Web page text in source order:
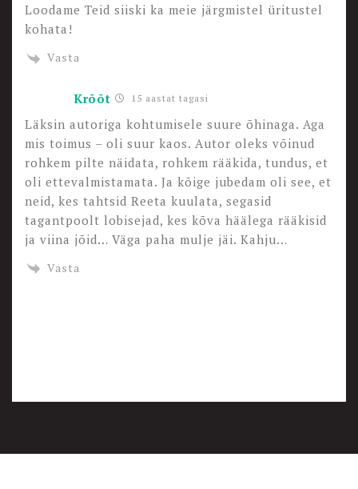
Loodame Teid siiski ka meie järgmistel üritustel
kohata!
Vasta
Krõõt 15 aastat tagasi
Läksin autoriga kohtumisele suure õhinaga. Aga
mis toimus – oli suur kaos. Autor oleks võinud
rohkem pilte näidata, rohkem rääkida, tundus, et
oli ettevalmistamata. Ja kõige jubedam oli see, et
neid, kes tahtsid Reeta kuulata, segasid
tagantpoolt lobisejad, kes kõva häälega rääkisid
ja viina jõid… Väga paha mulje jäi. Kahju…
Vasta